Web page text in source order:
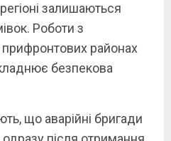
залишаються
Роботи з
районах
безпекова
що аварійні бригади